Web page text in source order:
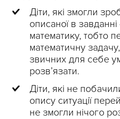
Діти, які змогли
описаної в завданні
математику, тобто
математичну
звичних для себе
розв’язати.
Діти, які не
опису ситуації
не змогли нічого